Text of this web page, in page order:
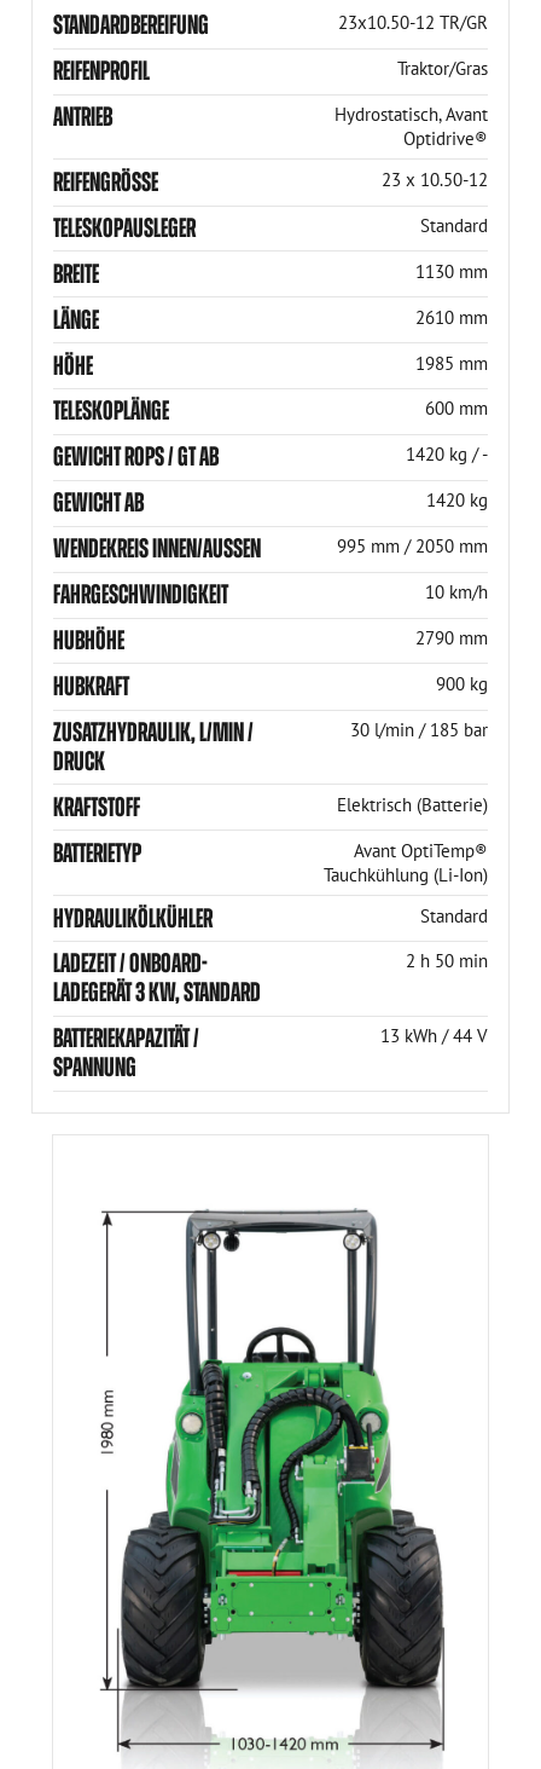
STANDARDBEREIFUNG 23x10.50-12 TR/GR
REIFENPROFIL Traktor/Gras
ANTRIEB
Hydrostatisch, Avant
Optidrive®
REIFENGRÖSSE 23 x 10.50-12
TELESKOPAUSLEGER Standard
BREITE 1130 mm
LÄNGE 2610 mm
HÖHE 1985 mm
TELESKOPLÄNGE 600 mm
GEWICHT ROPS / GT AB 1420 kg / -
GEWICHT AB 1420 kg
WENDEKREIS INNEN/AUSSEN 995 mm / 2050 mm
FAHRGESCHWINDIGKEIT 10 km/h
HUBHÖHE 2790 mm
HUBKRAFT 900 kg
ZUSATZHYDRAULIK, L/MIN /
DRUCK
30 l/min / 185 bar
KRAFTSTOFF Elektrisch (Batterie)
BATTERIETYP
Avant OptiTemp®
Tauchkühlung (Li-Ion)
HYDRAULIKÖLKÜHLER Standard
LADEZEIT / ONBOARD-
LADEGERÄT 3 KW, STANDARD
2 h 50 min
BATTERIEKAPAZITÄT /
SPANNUNG
13 kWh / 44 V